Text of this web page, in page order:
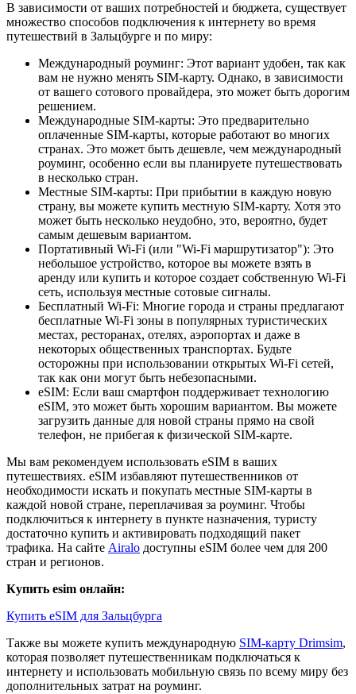
В зависимости от ваших потребностей и бюджета, существует
множество способов подключения к интернету во время
путешествий в Зальцбурге и по миру:
Международный роуминг: Этот вариант удобен, так как
вам не нужно менять SIM-карту. Однако, в зависимости
от вашего сотового провайдера, это может быть дорогим
решением.
Международные SIM-карты: Это предварительно
оплаченные SIM-карты, которые работают во многих
странах. Это может быть дешевле, чем международный
роуминг, особенно если вы планируете путешествовать
в несколько стран.
Местные SIM-карты: При прибытии в каждую новую
страну, вы можете купить местную SIM-карту. Хотя это
может быть несколько неудобно, это, вероятно, будет
самым дешевым вариантом.
Портативный Wi-Fi (или "Wi-Fi маршрутизатор"): Это
небольшое устройство, которое вы можете взять в
аренду или купить и которое создает собственную Wi-Fi
сеть, используя местные сотовые сигналы.
Бесплатный Wi-Fi: Многие города и страны предлагают
бесплатные Wi-Fi зоны в популярных туристических
местах, ресторанах, отелях, аэропортах и даже в
некоторых общественных транспортах. Будьте
осторожны при использовании открытых Wi-Fi сетей,
так как они могут быть небезопасными.
eSIM: Если ваш смартфон поддерживает технологию
eSIM, это может быть хорошим вариантом. Вы можете
загрузить данные для новой страны прямо на свой
телефон, не прибегая к физической SIM-карте.
Мы вам рекомендуем использовать eSIM в ваших
путешествиях. eSIM избавляют путешественников от
необходимости искать и покупать местные SIM-карты в
каждой новой стране, переплачивая за роуминг. Чтобы
подключиться к интернету в пункте назначения, туристу
достаточно купить и активировать подходящий пакет
трафика. На сайте Airalo доступны eSIM более чем для 200
стран и регионов.
Купить esim онлайн:
Купить eSIM для Зальцбурга
Также вы можете купить международную SIM-карту Drimsim,
которая позволяет путешественникам подключаться к
интернету и использовать мобильную связь по всему миру без
дополнительных затрат на роуминг.